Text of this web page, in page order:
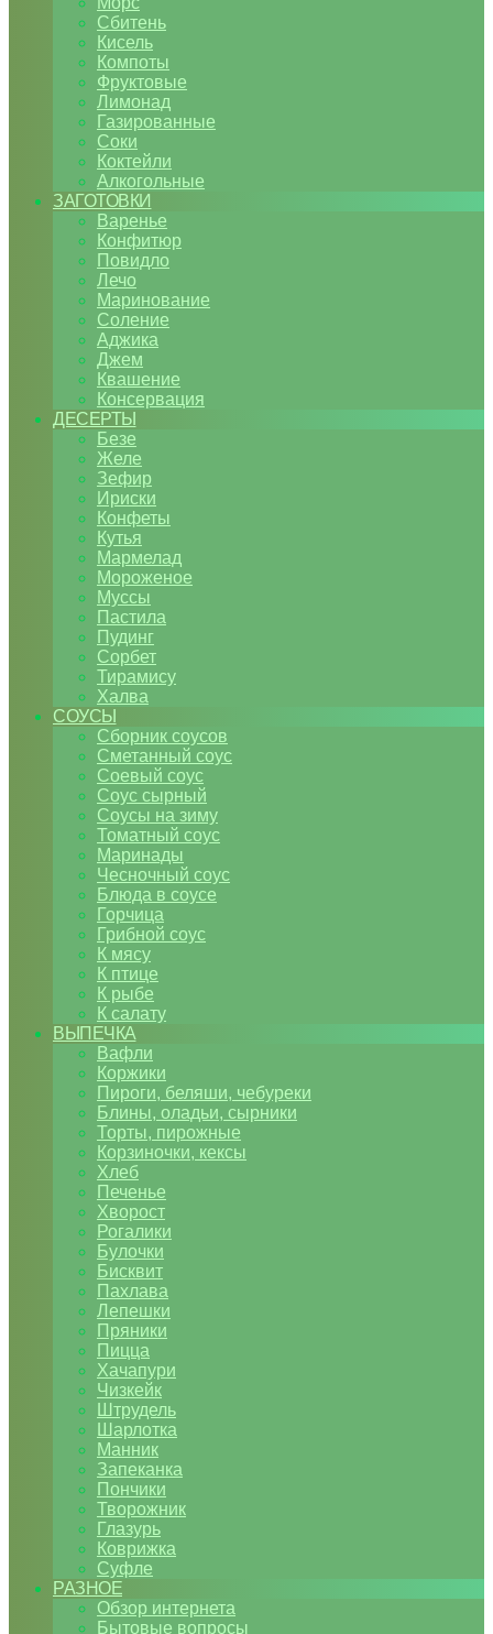
Сбитень
Кисель
Компоты
Фруктовые
Лимонад
Газированные
Соки
Коктейли
Алкогольные
ЗАГОТОВКИ
Варенье
Конфитюр
Повидло
Лечо
Маринование
Соление
Аджика
Джем
Квашение
Консервация
ДЕСЕРТЫ
Безе
Желе
Зефир
Ириски
Конфеты
Кутья
Мармелад
Мороженое
Муссы
Пастила
Пудинг
Сорбет
Тирамису
Халва
СОУСЫ
Сборник соусов
Сметанный соус
Соевый соус
Соус сырный
Соусы на зиму
Томатный соус
Маринады
Чесночный соус
Блюда в соусе
Горчица
Грибной соус
К мясу
К птице
К рыбе
К салату
ВЫПЕЧКА
Вафли
Коржики
Пироги, беляши, чебуреки
Блины, оладьи, сырники
Торты, пирожные
Корзиночки, кексы
Хлеб
Печенье
Хворост
Рогалики
Булочки
Бисквит
Пахлава
Лепешки
Пряники
Пицца
Хачапури
Чизкейк
Штрудель
Шарлотка
Манник
Запеканка
Пончики
Творожник
Глазурь
Коврижка
Суфле
РАЗНОЕ
Обзор интернета
Бытовые вопросы